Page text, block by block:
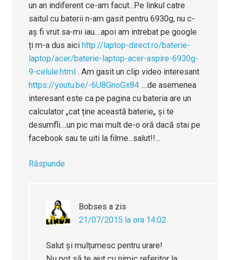
un an indiferent ce-am facut...Pe linkul catre
saitul cu baterii n-am gasit pentru 6930g, nu c-
aș fi vrut sa-mi iau....apoi am intrebat pe google
ți m-a dus aicihttp://laptop-direct.ro/baterie-
laptop/acer/baterie-laptop-acer-aspire-6930g-
9-celule.html . Am gasit un clip video interesant
https://youtu.be/-6U8GnoGx84 ....de asemenea
interesant este ca pe pagina cu bateria are un
calculator „cat ține această baterie„ și te
desumfli....un pic mai mult de-o oră dacă stai pe
facebook sau te uiti la filme...salut!!...
Răspunde
Bobses a zis
21/07/2015 la ora 14:02
Salut și mulțumesc pentru urare!